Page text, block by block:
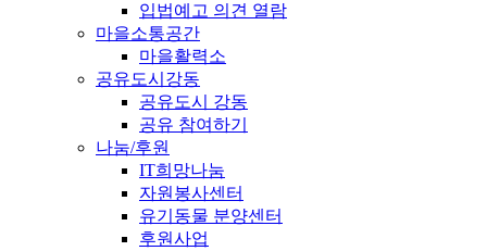
입법예고 의견 열람
마을소통공간
마을활력소
공유도시강동
공유도시 강동
공유 참여하기
나눔/후원
IT희망나눔
자원봉사센터
유기동물 분양센터
후원사업